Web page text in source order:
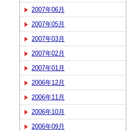
2007年06月
2007年05月
2007年03月
2007年02月
2007年01月
2006年12月
2006年11月
2006年10月
2006年09月